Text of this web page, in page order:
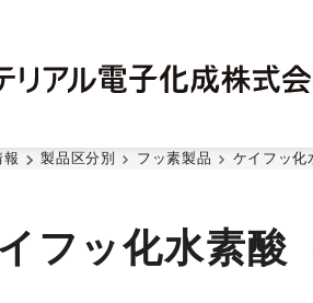
報 製品区分別 フッ素製品 ケイフッ化
フッ化水素酸